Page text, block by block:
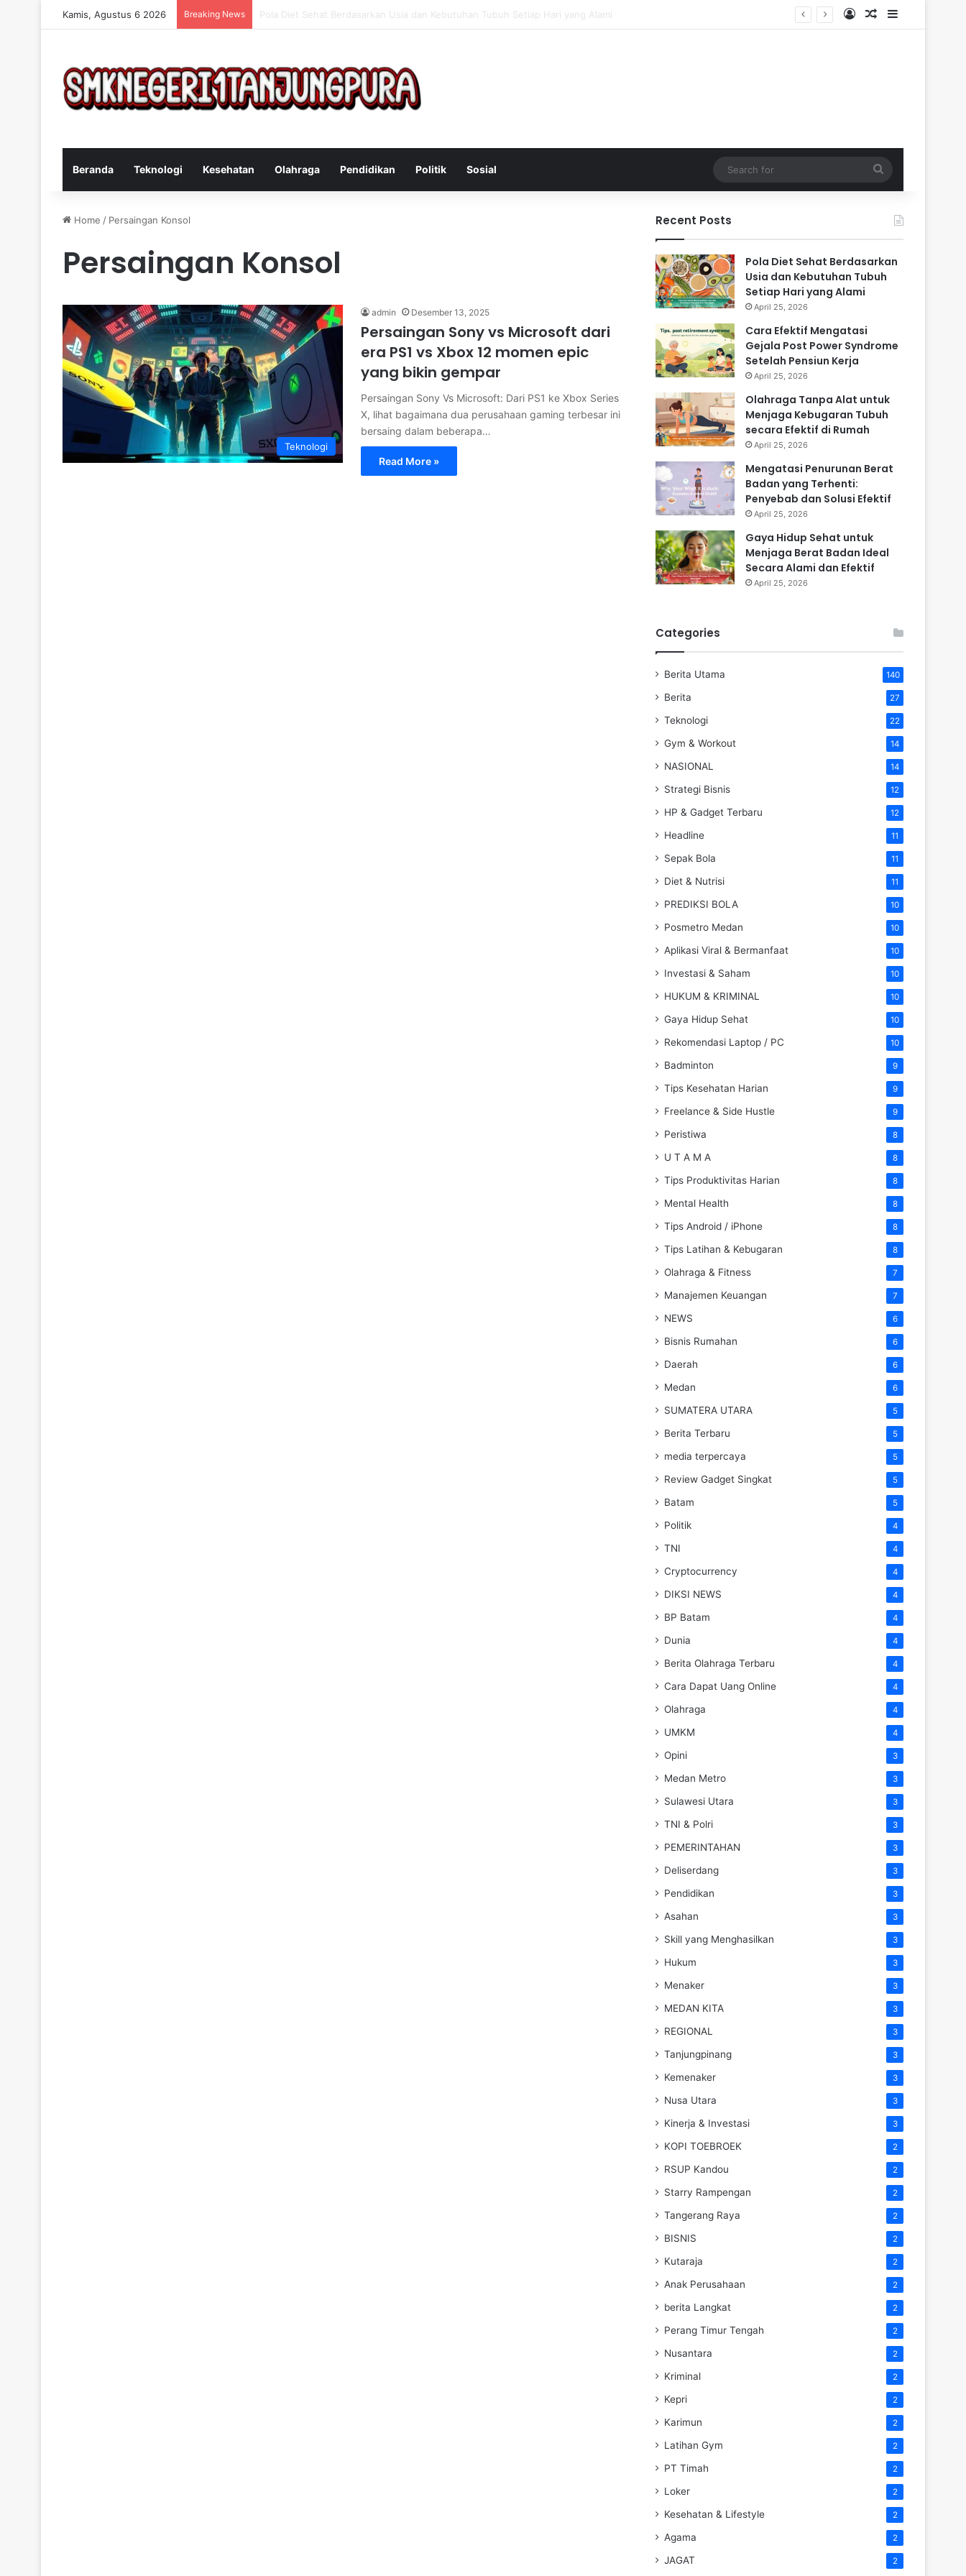
Kamis, Agustus 6 2026 Breaking News Cara Efektif Mengatasi Gejala Post Power Syndrome Setelah Pensiun Kerja Log InRandom Article
Sidebar
Beranda Teknologi Kesehatan Olahraga Pendidikan Politik Sosial
for
Home / Persaingan Konsol
Persaingan Konsol
Teknologi
admin Desember 13, 2025
Persaingan Sony vs Microsoft dari
era PS1 vs Xbox 12 momen epic
yang bikin gempar
Persaingan Sony Vs Microsoft: Dari PS1 ke Xbox Series
X, lihat bagaimana dua perusahaan gaming terbesar ini
bersaing dalam beberapa…
Read More »
Recent Posts
Pola Diet Sehat Berdasarkan
Usia dan Kebutuhan Tubuh
Setiap Hari yang Alami
April 25, 2026
Cara Efektif Mengatasi
Gejala Post Power Syndrome
Setelah Pensiun Kerja
April 25, 2026
Olahraga Tanpa Alat untuk
Menjaga Kebugaran Tubuh
secara Efektif di Rumah
April 25, 2026
Mengatasi Penurunan Berat
Badan yang Terhenti:
Penyebab dan Solusi Efektif
April 25, 2026
Gaya Hidup Sehat untuk
Menjaga Berat Badan Ideal
Secara Alami dan Efektif
April 25, 2026
Categories
Berita Utama 140
Berita 27
Teknologi 22
Gym & Workout 14
NASIONAL 14
Strategi Bisnis 12
HP & Gadget Terbaru 12
Headline 11
Sepak Bola 11
Diet & Nutrisi 11
PREDIKSI BOLA 10
Posmetro Medan 10
Aplikasi Viral & Bermanfaat 10
Investasi & Saham 10
HUKUM & KRIMINAL 10
Gaya Hidup Sehat 10
Rekomendasi Laptop / PC 10
Badminton 9
Tips Kesehatan Harian 9
Freelance & Side Hustle 9
Peristiwa 8
U T A M A 8
Tips Produktivitas Harian 8
Mental Health 8
Tips Android / iPhone 8
Tips Latihan & Kebugaran 8
Olahraga & Fitness 7
Manajemen Keuangan 7
NEWS 6
Bisnis Rumahan 6
Daerah 6
Medan 6
SUMATERA UTARA 5
Berita Terbaru 5
media terpercaya 5
Review Gadget Singkat 5
Batam 5
Politik 4
TNI 4
Cryptocurrency 4
DIKSI NEWS 4
BP Batam 4
Dunia 4
Berita Olahraga Terbaru 4
Cara Dapat Uang Online 4
Olahraga 4
UMKM 4
Opini 3
Medan Metro 3
Sulawesi Utara 3
TNI & Polri 3
PEMERINTAHAN 3
Deliserdang 3
Pendidikan 3
Asahan 3
Skill yang Menghasilkan 3
Hukum 3
Menaker 3
MEDAN KITA 3
REGIONAL 3
Tanjungpinang 3
Kemenaker 3
Nusa Utara 3
Kinerja & Investasi 3
KOPI TOEBROEK 2
RSUP Kandou 2
Starry Rampengan 2
Tangerang Raya 2
BISNIS 2
Kutaraja 2
Anak Perusahaan 2
berita Langkat 2
Perang Timur Tengah 2
Nusantara 2
Kriminal 2
Kepri 2
Karimun 2
Latihan Gym 2
PT Timah 2
Loker 2
Kesehatan & Lifestyle 2
Agama 2
JAGAT 2